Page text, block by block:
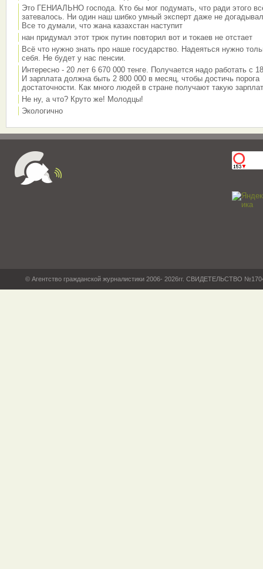
Это ГЕНИАЛЬНО господа. Кто бы мог подумать, что ради этого
затевалось. Ни один наш шибко умный эксперт даже не
Все то думали, что жана казахстан наступит
нан придумал этот трюк путин повторил вот и токаев не отстает
Всё что нужно знать про наше государство. Надеяться нужно
себя. Не будет у нас пенсии.
Интересно - 20 лет 6 670 000 тенге. Получается надо работать с
И зарплата должна быть 2 800 000 в месяц, чтобы достичь порога
достаточности. Как много людей в стране получают такую
Не ну, а что? Круто же! Молодцы!
Экологично
© Агентство гражданской журналистики 2006- 2026гг. СВИДЕТЕЛЬСТВО